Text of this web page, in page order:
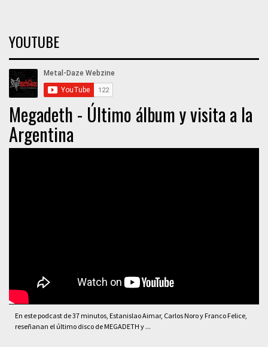
YOUTUBE
Megadeth - Último álbum y visita a la
Argentina
En este podcast de 37 minutos, Estanislao Aimar, Carlos Noro y Franco Felice,
reseñanan el último disco de MEGADETH y ...